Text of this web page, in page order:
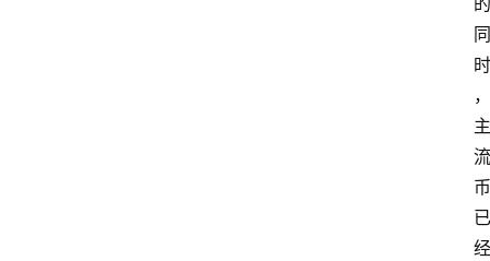
同
时
，
主
流
币
已
经